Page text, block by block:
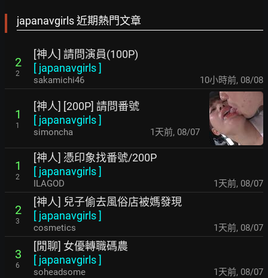
japanavgirls 近期熱門文章
2
2
[神人] 請問演員(100P)
[ japanavgirls]
sakamichi46 10小時前, 08/08
1
1
[神人] [200P] 請問番號
[ japanavgirls]
simoncha 1天前, 08/07
1
2
[神人] 憑印象找番號/200P
[ japanavgirls]
ILAGOD 1天前, 08/07
2
3
[神人] 兒子偷去風俗店被媽發現
[ japanavgirls]
cosmetics 1天前, 08/07
3
6
[閒聊] 女優轉職碼農
[ japanavgirls]
soheadsome 1天前, 08/07